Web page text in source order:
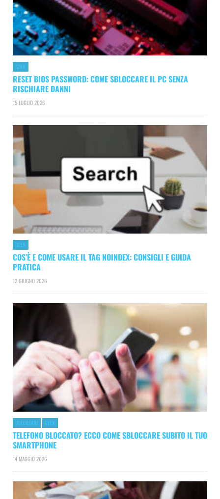
GEEK
RESET BIOS PASSWORD: COME SBLOCCARE IL PC SENZA
RISCHIARE DANNI
15 LUGLIO 2026
GEEK
COS’È E COME USARE IL TAG NOINDEX: CONSIGLI E GUIDA
PRATICA
12 GIUGNO 2026
CELLULARI GEEK
TELEFONO BLOCCATO? ECCO COME SBLOCCARE SUBITO IL TUO
SMARTPHONE
14 MAGGIO 2026